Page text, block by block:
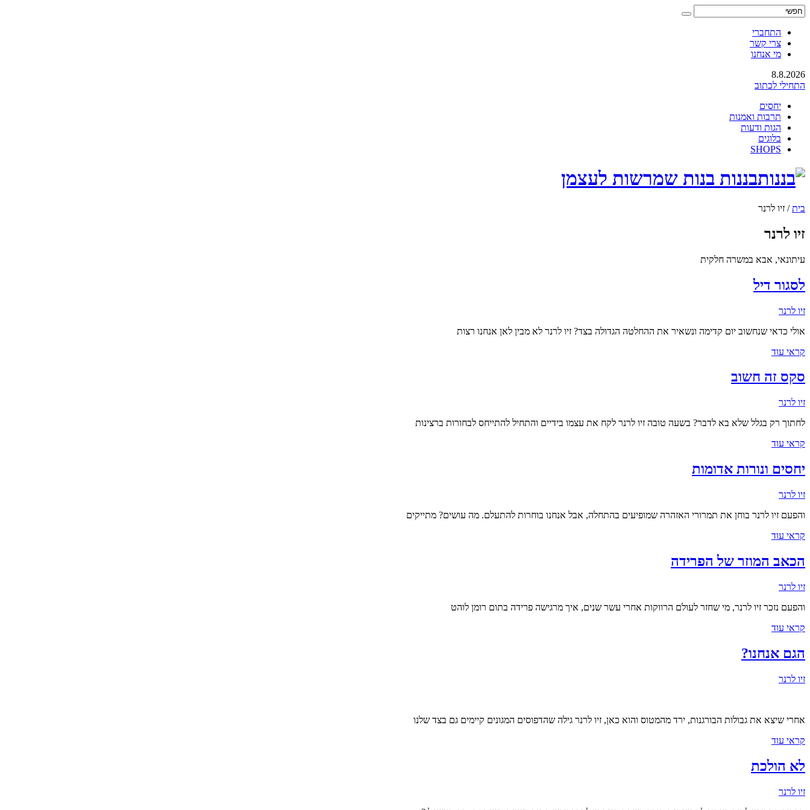
התחברי
צרי קשר
מי אנחנו
8.8.2026
התחילי לכתוב
יחסים
תרבות ואמנות
הגות ודעות
בלוגים
SHOPS
בננות בנות שמרשות לעצמן
בית/ זיו לרנר
זיו לרנר
עיתונאי, אבא במשרה חלקית
לסגור דיל
זיו לרנר
אולי כדאי שנחשוב יום קדימה ונשאיר את ההחלטה הגדולה בצד? זיו לרנר לא מבין לאן אנחנו רצות
קראי עוד
סקס זה חשוב
זיו לרנר
לחתוך רק בגלל שלא בא לדבר? בשעה טובה זיו לרנר לקח את עצמו בידיים והתחיל להתייחס לבחורות ברצינות
קראי עוד
יחסים ונורות אדומות
זיו לרנר
והפעם זיו לרנר בוחן את תמרורי האזהרה שמופיעים בהתחלה, אבל אנחנו בוחרות להתעלם. מה עושים? מתייקים
קראי עוד
הכאב המוזר של הפרידה
זיו לרנר
והפעם נזכר זיו לרנר, מי שחזר לעולם הרווקות אחרי עשר שנים, איך מרגישה פרידה בתום רומן לוהט
קראי עוד
הגם אנחנו?
זיו לרנר
אחרי שיצא את גבולות הבורגנות, ירד מהמטוס והוא כאן, זיו לרנר גילה שהדפוסים המגונים קיימים גם בצד שלנו
קראי עוד
לא הולכת
זיו לרנר